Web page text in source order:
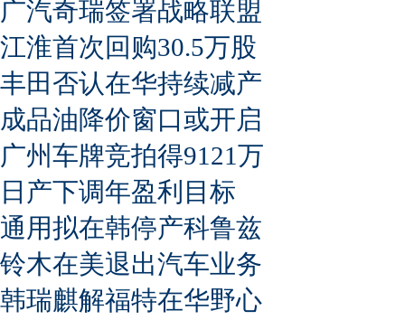
广汽奇瑞签署战略联盟
江淮首次回购30.5万股
丰田否认在华持续减产
成品油降价窗口或开启
广州车牌竞拍得9121万
日产下调年盈利目标
通用拟在韩停产科鲁兹
铃木在美退出汽车业务
韩瑞麒解福特在华野心